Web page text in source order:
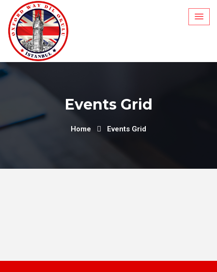
Events Grid
Home Events Grid